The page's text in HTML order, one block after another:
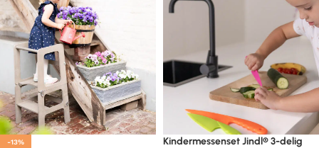
-13% Kindermessenset Jindl® 3-delig